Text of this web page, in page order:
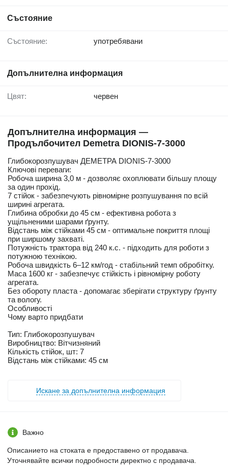
Състояние
Състояние: употребявани
Допълнителна информация
Цвят: червен
Допълнителна информация —
Продълбочител Demetra DIONIS-7-3000
Глибокорозпушувач ДЕМЕТРА DIONIS-7-3000
Ключові переваги:
Робоча ширина 3,0 м - дозволяє охоплювати більшу площу
за один прохід.
7 стійок - забезпечують рівномірне розпушування по всій
ширині агрегата.
Глибина обробки до 45 см - ефективна робота з
ущільненими шарами ґрунту.
Відстань між стійками 45 см - оптимальне покриття площі
при ширшому захваті.
Потужність трактора від 240 к.с. - підходить для роботи з
потужною технікою.
Робоча швидкість 6–12 км/год - стабільний темп обробітку.
Маса 1600 кг - забезпечує стійкість і рівномірну роботу
агрегата.
Без обороту пласта - допомагає зберігати структуру ґрунту
та вологу.
Особливості
Чому варто придбати
Тип: Глибокорозпушувач
Виробництво: Вітчизняний
Кількість стійок, шт: 7
Відстань між стійками: 45 см
Искане за допълнителна информация
Важно
Описанието на стоката е предоставено от продавача.
Уточнявайте всички подробности директно с продавача.